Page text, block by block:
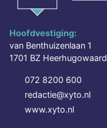
Hoofdvestiging:
van Benthuizenlaan 1
1701 BZ Heerhugowaard
072 8200 600
redactie@xyto.nl
www.xyto.nl